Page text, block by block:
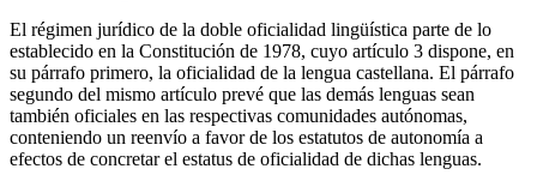
El régimen jurídico de la doble oficialidad lingüística parte de lo
establecido en la Constitución de 1978, cuyo artículo 3 dispone, en
su párrafo primero, la oficialidad de la lengua castellana. El párrafo
segundo del mismo artículo prevé que las demás lenguas sean
también oficiales en las respectivas comunidades autónomas,
conteniendo un reenvío a favor de los estatutos de autonomía a
efectos de concretar el estatus de oficialidad de dichas lenguas.